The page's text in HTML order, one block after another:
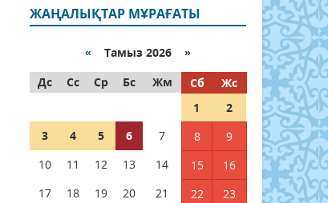
ЖАҢАЛЫҚТАР МҰРАҒАТЫ
« Тамыз 2026 »
Дс
Сс Ср Бс Жм Сб
Жс
1
2
3
4 5 6 7 8
9
10
11 12 13 14 15
16
17
18 19 20 21 22
23